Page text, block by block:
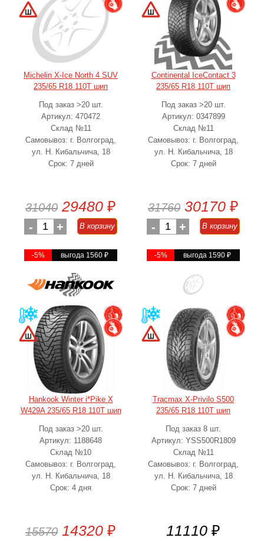
Michelin X-Ice North 4 SUV
235/65 R18 110T шип
Под заказ >20 шт.
Артикул: 470472
Склад №11
Самовывоз: г. Волгоград,
ул. Н. Кибальчича, 18
Срок: 7 дней
31040 29480 ₽
- 1 + В корзину
-5% выгода 1560₽
Continental IceContact 3
235/65 R18 110T шип
Под заказ >20 шт.
Артикул: 0347899
Склад №11
Самовывоз: г. Волгоград,
ул. Н. Кибальчича, 18
Срок: 7 дней
31760 30170 ₽
- 1 + В корзину
-5% выгода 1590₽
Hankook Winter i*Pike X
W429A 235/65 R18 110T шип
Под заказ >20 шт.
Артикул: 1188648
Склад №10
Самовывоз: г. Волгоград,
ул. Н. Кибальчича, 18
Срок: 4 дня
15570 14320 ₽
Tracmax X-Privilo S500
235/65 R18 110T шип
Под заказ 8 шт.
Артикул: YSS500R1809
Склад №11
Самовывоз: г. Волгоград,
ул. Н. Кибальчича, 18
Срок: 7 дней
11110 ₽